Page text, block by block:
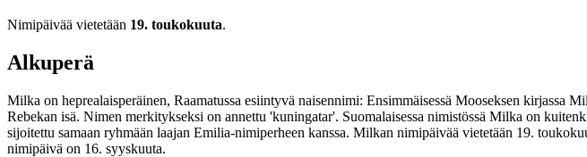
Nimipäivää vietetään 19. toukokuuta.
Alkuperä
Milka on heprealaisperäinen, Raamatussa esiintyvä naisennimi: Ensimmäisessä Mooseksen
Rebekan isä. Nimen merkitykseksi on annettu 'kuningatar'. Suomalaisessa nimistössä Milka on
sijoitettu samaan ryhmään laajan Emilia-nimiperheen kanssa. Milkan nimipäivää vietetään 19.
nimipäivä on 16. syyskuuta.